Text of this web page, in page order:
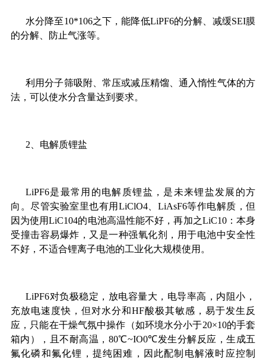
水分降至10*106之下，能降低LiPF6的分解、减缓SEI膜
的分解、防止气涨等。
利用分子筛吸附、常压或减压精馏、通入惰性气体的方
法，可以使水分含量达到要求。
2、电解质锂盐
LiPF6是最常用的电解质锂盐，是未来锂盐发展的方
向。尽管实验室里也有用LiClO4、LiAsF6等作电解质，但
因为使用LiC104的电池高温性能不好，再加之LiC10：本身
受撞击容易爆炸，又是一种强氧化剂，用于电池中安全性
不好，不适合锂离子电池的工业化大规模使用。
LiPF6对负极稳定，放电容量大，电导率高，内阻小，
充放电速度快，但对水分和HF酸极其敏感，易于发生反
应，只能在干燥气氛中操作（如环境水分小于20×10的手套
箱内），且不耐高温，80℃~IO0℃发生分解反应，生成五
氟化磷和氟化锂，提纯困难，因此配制电解液时应控制